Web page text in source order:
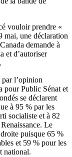
vouloir prendre «
mai, une déclaration
demande à
et d’autoriser
par l’opinion
pour Public Sénat et
se déclarent
à 95 % par les
socialiste et à 82
Le
puisque 65 %
et 59 % pour les
national.